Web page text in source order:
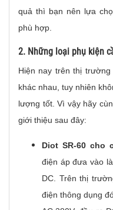
quả thì bạn nên lựa
phù hợp.
2. Những loại phụ kiện
Hiện nay trên thị
khác nhau, tuy nhiên
lượng tốt. Vì vậy hãy
giới thiệu sau đây:
Diot SR-60 cho
điện áp đưa vào
DC. Trên thị
điện thông dụng